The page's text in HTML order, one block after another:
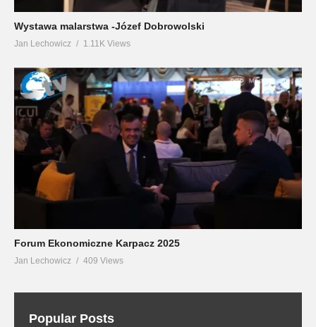
Wystawa malarstwa -Józef Dobrowolski
Jan Lechowicz 1.11K Views
Forum Ekonomiczne Karpacz 2025
Jan Lechowicz 409 Views
Popular Posts